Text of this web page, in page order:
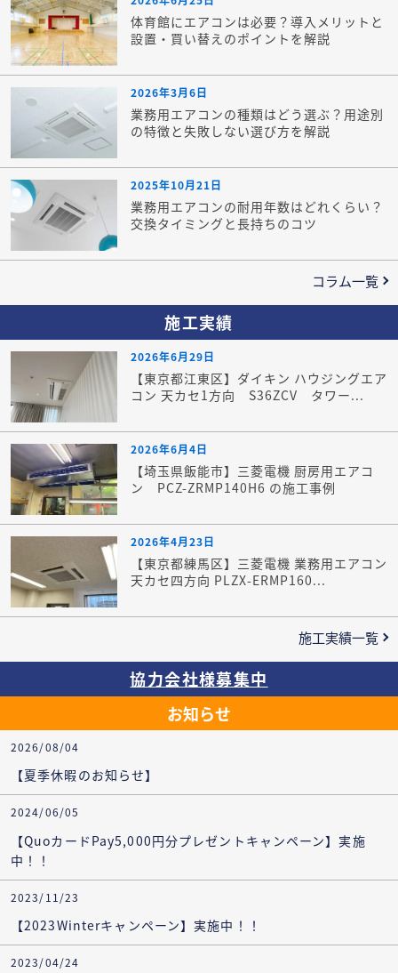
体育館にエアコンは必要？導入メリットと
設置・買い替えのポイントを解説
2026年3月6日
業務用エアコンの種類はどう選ぶ？用途別
の特徴と失敗しない選び方を解説
2025年10月21日
業務用エアコンの耐用年数はどれくらい？
交換タイミングと長持ちのコツ
コラム一覧
施工実績
2026年6月29日
【東京都江東区】ダイキン ハウジングエア
コン 天カセ1方向 S36ZCV タワー...
2026年6月4日
【埼玉県飯能市】三菱電機 厨房用エアコ
ン PCZ-ZRMP140H6 の施工事例
2026年4月23日
【東京都練馬区】三菱電機 業務用エアコン
天カセ四方向 PLZX-ERMP160...
施工実績一覧
協力会社様募集中
お知らせ
2026/08/04
【夏季休暇のお知らせ】
2024/06/05
【QuoカードPay5,000円分プレゼントキャンペーン】実施
中！！
2023/11/23
【2023Winterキャンペーン】実施中！！
2023/04/24